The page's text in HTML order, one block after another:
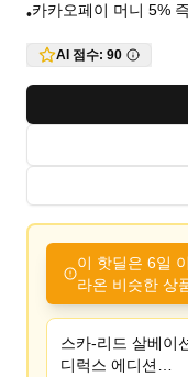
•카카오페이 머니 5%
AI 점수: 90
이 핫딜은 6일
라온 비슷한 상
스카-리드 살베이
디럭스 에디션